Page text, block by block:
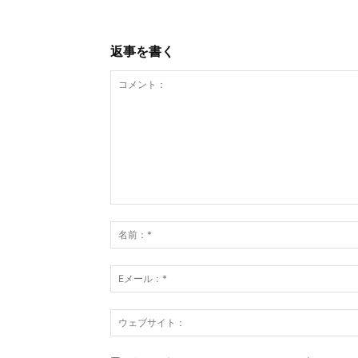
返事を書く
ン
ト：